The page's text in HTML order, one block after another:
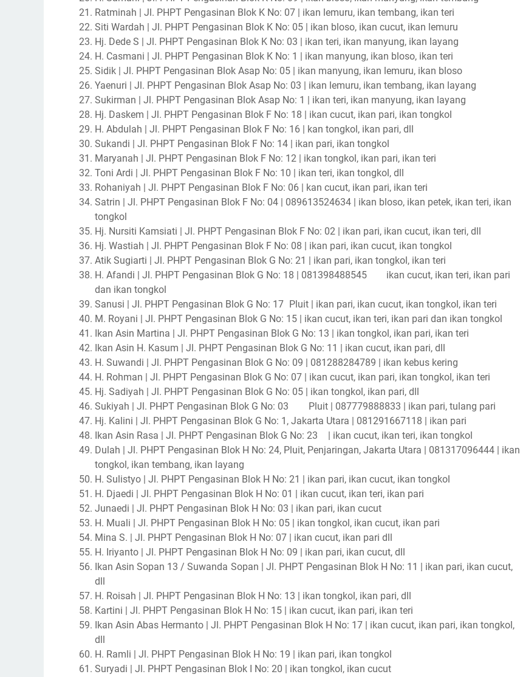
Ratminah | Jl. PHPT Pengasinan Blok K No: 07 | ikan lemuru, ikan tembang, ikan teri
Siti Wardah | Jl. PHPT Pengasinan Blok K No: 05 | ikan bloso, ikan cucut, ikan lemuru
Hj. Dede S | Jl. PHPT Pengasinan Blok K No: 03 | ikan teri, ikan manyung, ikan layang
H. Casmani | Jl. PHPT Pengasinan Blok K No: 1 | ikan manyung, ikan bloso, ikan teri
Sidik | Jl. PHPT Pengasinan Blok Asap No: 05 | ikan manyung, ikan lemuru, ikan bloso
Yaenuri | Jl. PHPT Pengasinan Blok Asap No: 03 | ikan lemuru, ikan tembang, ikan layang
Sukirman | Jl. PHPT Pengasinan Blok Asap No: 1 | ikan teri, ikan manyung, ikan layang
Hj. Daskem | Jl. PHPT Pengasinan Blok F No: 18 | ikan cucut, ikan pari, ikan tongkol
H. Abdulah | Jl. PHPT Pengasinan Blok F No: 16 | kan tongkol, ikan pari, dll
Sukandi | Jl. PHPT Pengasinan Blok F No: 14 | ikan pari, ikan tongkol
Maryanah | Jl. PHPT Pengasinan Blok F No: 12 | ikan tongkol, ikan pari, ikan teri
Toni Ardi | Jl. PHPT Pengasinan Blok F No: 10 | ikan teri, ikan tongkol, dll
Rohaniyah | Jl. PHPT Pengasinan Blok F No: 06 | kan cucut, ikan pari, ikan teri
Satrin | Jl. PHPT Pengasinan Blok F No: 04 | 089613524634 | ikan bloso, ikan petek, ikan teri, ikan
tongkol
Hj. Nursiti Kamsiati | Jl. PHPT Pengasinan Blok F No: 02 | ikan pari, ikan cucut, ikan teri, dll
Hj. Wastiah | Jl. PHPT Pengasinan Blok F No: 08 | ikan pari, ikan cucut, ikan tongkol
Atik Sugiarti | Jl. PHPT Pengasinan Blok G No: 21 | ikan pari, ikan tongkol, ikan teri
H. Afandi | Jl. PHPT Pengasinan Blok G No: 18 | 081398488545
ikan cucut, ikan teri, ikan pari
dan ikan tongkol
Sanusi | Jl. PHPT Pengasinan Blok G No: 17 Pluit | ikan pari, ikan cucut, ikan tongkol, ikan teri
M. Royani | Jl. PHPT Pengasinan Blok G No: 15 | ikan cucut, ikan teri, ikan pari dan ikan tongkol
Ikan Asin Martina | Jl. PHPT Pengasinan Blok G No: 13 | ikan tongkol, ikan pari, ikan teri
Ikan Asin H. Kasum | Jl. PHPT Pengasinan Blok G No: 11 | ikan cucut, ikan pari, dll
H. Suwandi | Jl. PHPT Pengasinan Blok G No: 09 | 081288284789 | ikan kebus kering
H. Rohman | Jl. PHPT Pengasinan Blok G No: 07 | ikan cucut, ikan pari, ikan tongkol, ikan teri
Hj. Sadiyah | Jl. PHPT Pengasinan Blok G No: 05 | ikan tongkol, ikan pari, dll
Sukiyah | Jl. PHPT Pengasinan Blok G No: 03
Pluit | 087779888833 | ikan pari, tulang pari
Hj. Kalini | Jl. PHPT Pengasinan Blok G No: 1, Jakarta Utara | 081291667118 | ikan pari
Ikan Asin Rasa | Jl. PHPT Pengasinan Blok G No: 23
| ikan cucut, ikan teri, ikan tongkol
Dulah | Jl. PHPT Pengasinan Blok H No: 24, Pluit, Penjaringan, Jakarta Utara | 081317096444 | ikan
tongkol, ikan tembang, ikan layang
H. Sulistyo | Jl. PHPT Pengasinan Blok H No: 21 | ikan pari, ikan cucut, ikan tongkol
H. Djaedi | Jl. PHPT Pengasinan Blok H No: 01 | ikan cucut, ikan teri, ikan pari
Junaedi | Jl. PHPT Pengasinan Blok H No: 03 | ikan pari, ikan cucut
H. Muali | Jl. PHPT Pengasinan Blok H No: 05 | ikan tongkol, ikan cucut, ikan pari
Mina S. | Jl. PHPT Pengasinan Blok H No: 07 | ikan cucut, ikan pari dll
H. Iriyanto | Jl. PHPT Pengasinan Blok H No: 09 | ikan pari, ikan cucut, dll
Ikan Asin Sopan 13 / Suwanda Sopan | Jl. PHPT Pengasinan Blok H No: 11 | ikan pari, ikan cucut,
dll
H. Roisah | Jl. PHPT Pengasinan Blok H No: 13 | ikan tongkol, ikan pari, dll
Kartini | Jl. PHPT Pengasinan Blok H No: 15 | ikan cucut, ikan pari, ikan teri
Ikan Asin Abas Hermanto | Jl. PHPT Pengasinan Blok H No: 17 | ikan cucut, ikan pari, ikan tongkol,
dll
H. Ramli | Jl. PHPT Pengasinan Blok H No: 19 | ikan pari, ikan tongkol
Suryadi | Jl. PHPT Pengasinan Blok I No: 20 | ikan tongkol, ikan cucut